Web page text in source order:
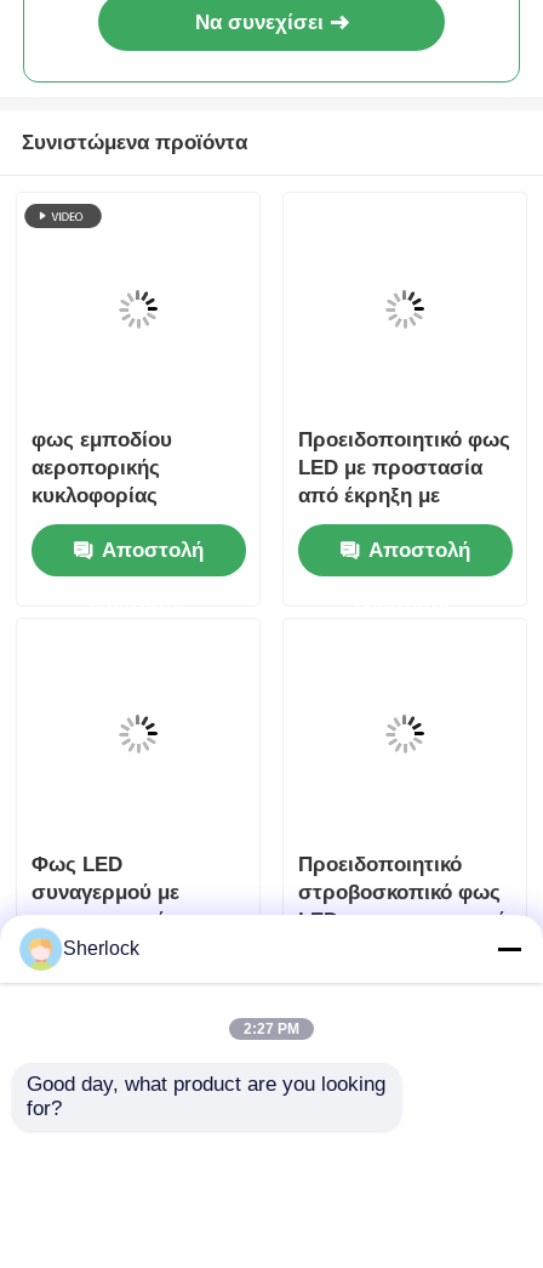
Να συνεχίσει
Συνιστώμενα προϊόντα
φως εμποδίου
αεροπορικής
κυκλοφορίας
ανθεκτικό σε έκρηξη
Αποστολή
Προειδοποιητικό φως
LED με προστασία
από έκρηξη με
σειρήνα
Αποστολή
Φως LED
συναγερμού με
αντιεκρηκτική
προστασία για Ζώνη
1 &amp; Ζώνη 2
Προειδοποιητικό
στροβοσκοπικό φως
LED με αντιεκρηκτική
Sherlock
2:27 PM
Good day, what product are you looking
for?